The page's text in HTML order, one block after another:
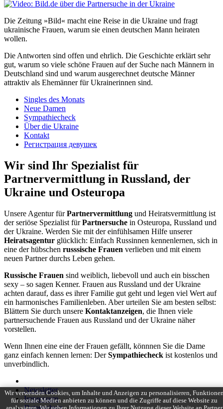
Die Zeitung »Bild« macht eine Reise in die Ukraine und fragt
ukrainische Frauen, warum sie einen deutschen Mann heiraten
wollen.
Die Antworten sind offen und ehrlich. Die Geschichte erklärt sehr
gut, warum so viele schöne Frauen auf der Suche nach Männern in
Deutschland sind und warum ausgerechnet deutsche Männer
attraktiv als Ehemänner für Ukrainerinnen sind.
Singles des Monats
Neue Damen
Sympathiecheck
Über die Ukraine
Kontakt
Регистрация девушек
Wir sind Ihr Spezialist für
Partnervermittlung in Russland, der
Ukraine und Osteuropa
Unsere Agentur fürPartnervermittlung und Heiratsvermittlung ist
der seriöse Spezialist fürPartnersuche in Osteuropa, Russland und
der Ukraine. Werden Sie mit der einfühlsamen Hilfe unserer
Heiratsagentur glücklich: Einfach Russinnen kennenlernen, sich in
eine der hübschen russsische Frauen verlieben und mit einem
neuen Partner durchs Leben gehen.
Russische Frauen sind weiblich, liebevoll und auch ein bisschen
sexy – so sagen Kenner. Frauen aus Russland und der Ukraine
achten darauf, dass es ihrer Familie gut geht und legen viel Wert auf
ein harmonisches Familienleben. Aber urteilen Sie am besten selbst:
Blättern Sie durch unsere Kontaktanzeigen, die Ihnen viele
partnersuchende Frauen aus Russland und der Ukraine näher
vorstellen.
Wenn Ihnen eine eine der Frauen gefällt, könnnen Sie die Dame
ganz einfach kennen lernen: DerSympathiecheck ist kostenlos und
unverbindlich.
Newsletter
Impressum
Wir verwenden Cookies, um Inhalte und Anzeigen zu personalisieren,
für soziale Medien anbieten zu können und die Zugriffe auf diese Website zu